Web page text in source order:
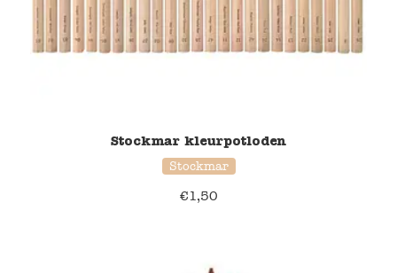
Stockmar kleurpotloden
Stockmar
€1,50